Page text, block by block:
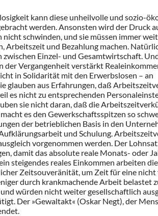
kann diese unheilvolle und sozio-
werden. Ansonsten wird der Druck
schwinden, und sie müssen immer
Arbeitszeit und Bezahlung machen.
Einzel- und Gesamtwirtschaft.
der Vergangenheit verstärkt
in Solidarität mit den Erwerbslosen – an
glauben aus Erfahrungen, daß
es nicht zu entsprechenden
sie nicht daran, daß die
es den Gewerkschaftsspitzen so
der betrieblichen Basis in den
und Schulung.
vorgenommen werden. Der
damit das absolute reale Monats- oder
steigendes reales Einkommen arbeiten
Zeitsouveränität, um Zeit für eine
durch krankmachende Arbeit belastet
würden nicht weiter gesellschaftlich
Der »Gewaltakt« (Oskar Negt), der